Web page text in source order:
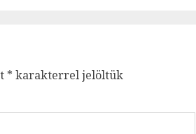
* karakterrel jelöltük